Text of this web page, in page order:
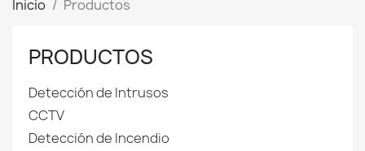
Inicio Productos
PRODUCTOS
Detección de Intrusos
CCTV
Detección de Incendio